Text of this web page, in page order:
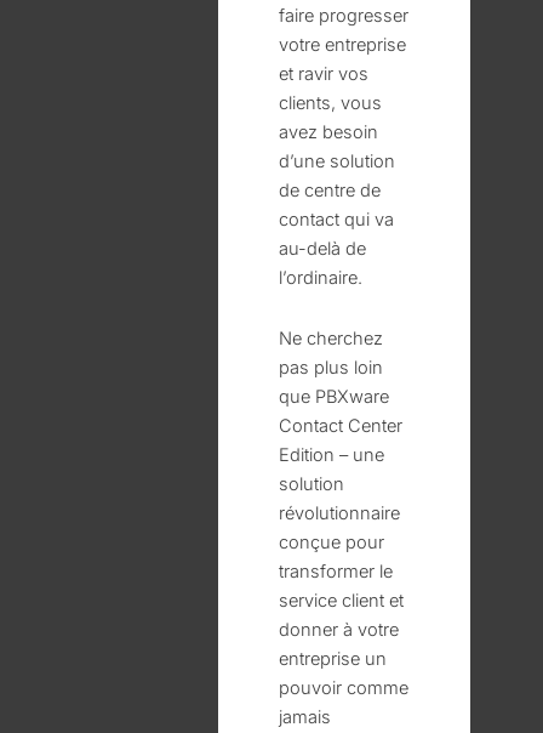
faire progresser
votre entreprise
et ravir vos
clients, vous
avez besoin
d’une solution
de centre de
contact qui va
au-delà de
l’ordinaire.
Ne cherchez
pas plus loin
que PBXware
Contact Center
Edition – une
solution
révolutionnaire
conçue pour
transformer le
service client et
donner à votre
entreprise un
pouvoir comme
jamais